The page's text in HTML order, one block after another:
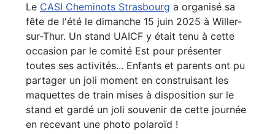
Le CASI Cheminots Strasbourg a organisé sa
fête de l'été le dimanche 15 juin 2025 à Willer-
sur-Thur. Un stand UAICF y était tenu à cette
occasion par le comité Est pour présenter
toutes ses activités... Enfants et parents ont pu
partager un joli moment en construisant les
maquettes de train mises à disposition sur le
stand et gardé un joli souvenir de cette journée
en recevant une photo polaroïd !